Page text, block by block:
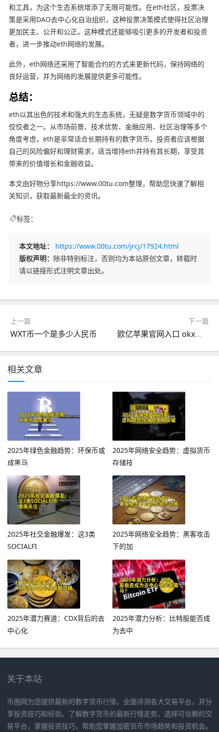
和工具，为这个生态系统增添了无限可能性。在eth社区，投票决
策是采用DAO去中心化自治组织，这种投票决策模式使得社区治理
更加民主、公开和公正。这种模式还能够吸引更多的开发者和投资
者，进一步推动eth网络的发展。
此外，eth网络还采用了智能合约的方式来更新代码，保持网络的
良好运营，并为网络的发展提供更多可能性。
总结：
eth以其出色的技术和强大的生态系统，无疑是数字货币领域中的
佼佼者之一。从市场前景、技术优势、金融应用、社区治理等多个
角度考虑，eth是非常适合长期持有的数字货币。投资者应该根据
自己的风险偏好和理财需求，适当增持eth并持有其长期，享受其
带来的价值增长和金融收益。
本文由好物分享https://www.00tu.com整理，帮助您快速了解相
关知识，获取最新最全的资讯。
标签：
本文地址：
https://www.00tu.com/jrcj/17924.html
版权声明： 除非特别标注，否则均为本站原创文章，转载时
请以链接形式注明文章出处。
上一篇
WXT币一个是多少人民币
下一篇
欧亿苹果官网入口 okx交易中心官网下载
相关文章
2025年绿色金融趋势：环保币或
成黑马
2025年网络安全趋势：虚拟货币
存储技
2025年社交金融爆发：这3类
SOCIALFI
2025年网络安全趋势：黑客攻击
下的加
2025年潜力赛道：CDX背后的去
中心化
2025年潜力分析：比特股能否成
为去中
关于本站
币圈网为您提供最新的数字货币行情，全面评测各大交易平台，并分
享投资技巧和经验。了解数字货币的最新行情走势，选择可信赖的交
易平台，掌握投资技巧，帮助您掌握加密货币市场趋势和投资机会。